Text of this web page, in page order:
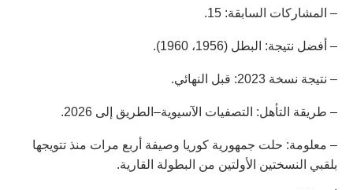
– المشاركات السابقة: 15.
– أفضل نتيجة: البطل (1956، 1960).
– نتيجة نسخة 2023: قبل النهائي.
– طريقة التأهل: التصفيات الآسيوية–الطريق إلى 2026.
– معلومة: حلت جمهورية كوريا وصيفة أربع مرات منذ تتويجها
بلقبي النسختين الأولتين من البطولة القارية.